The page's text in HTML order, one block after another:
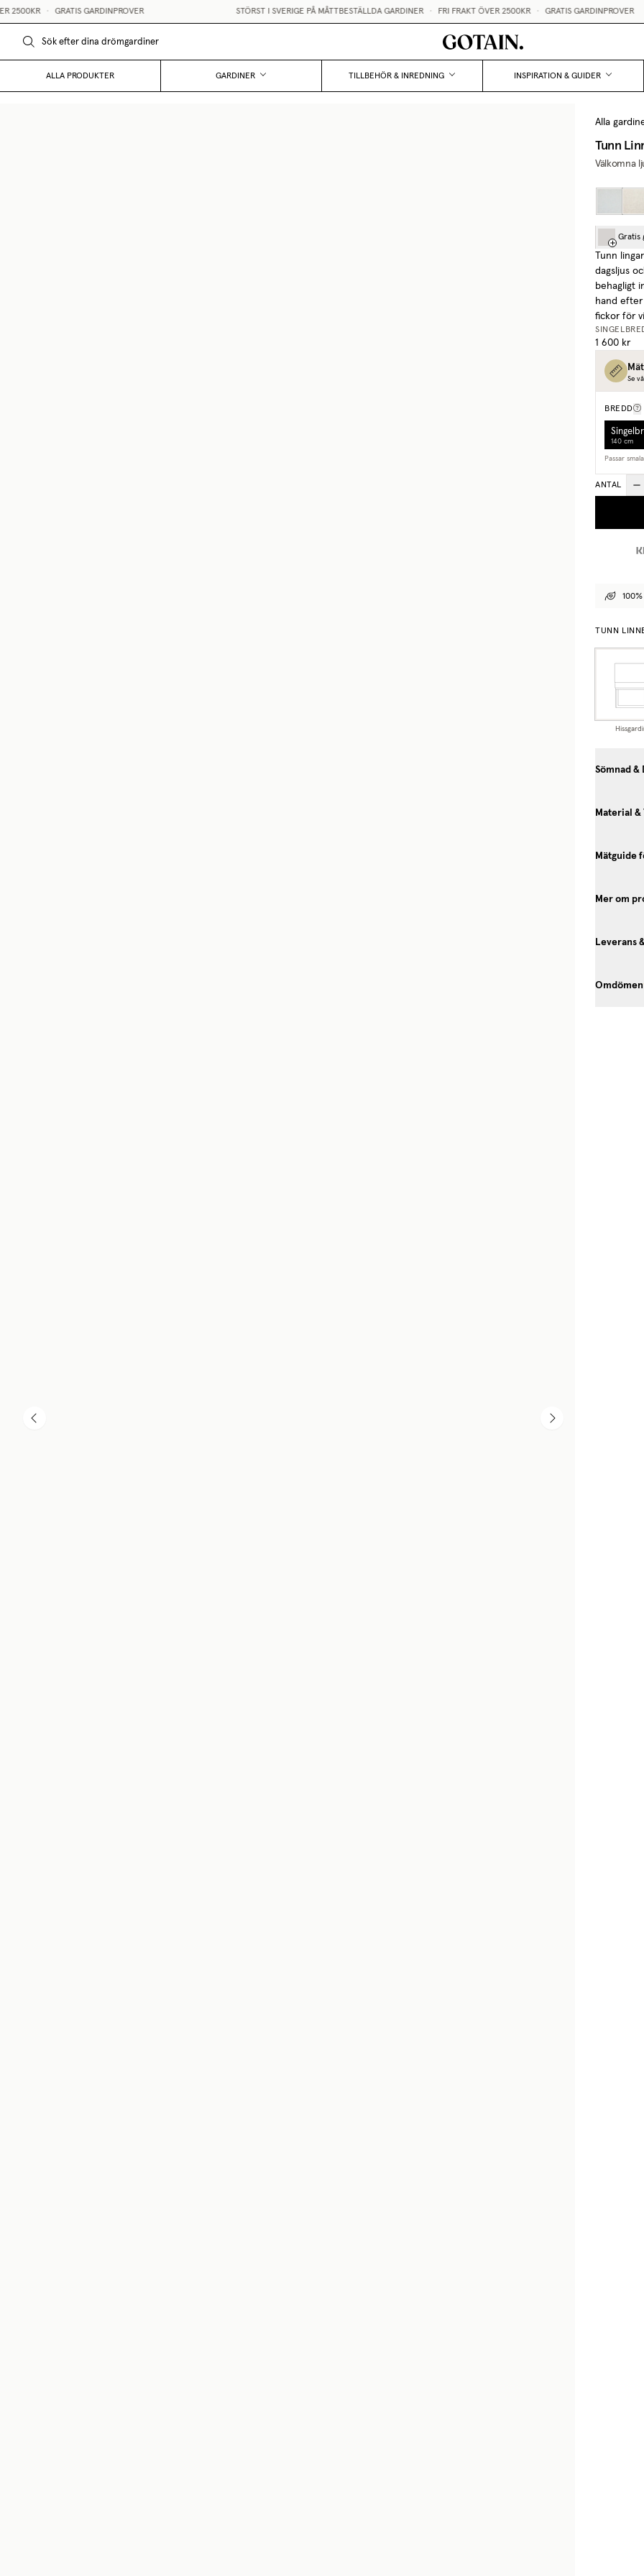
• GRATIS GARDINPROVER STÖRST I SVERIGE PÅ MÅTTBESTÄLLDA GARDINER • FRI FRAKT ÖVER 2500KR • GRATIS GARDINPROVER
ALLA PRODUKTER GARDINER TILLBEHÖR & INREDNING INSPIRATION & GUIDER
Alla
Tunn
Välkomna
Gratis
Tunn
dagsljus
behagligt
hand efter
fickor för
1 600 kr
Se
BREDD
140 cm
Passar
ANTAL
TUNN
Sömnad &
Material &
Mätguide
Mer om
Leverans
Omdömen